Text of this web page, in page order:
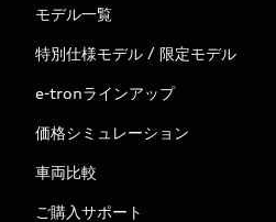
モデル一覧
特別仕様モデル / 限定モデル
e-tronラインアップ
価格シミュレーション
車両比較
ご購入サポート